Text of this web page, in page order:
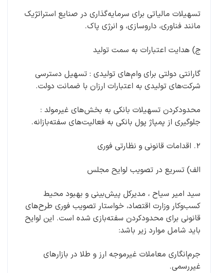
تسهیلات مالیاتی برای سرمایه‌گذاری در صنایع استراتژیک
مانند فناوری، داروسازی، و انرژی پاک.
ج) هدایت اعتبارات به سمت تولید
گارانتی دولتی برای وام‌های تولیدی : تسهیل دسترسی
شرکت‌های تولیدی به اعتبارات ارزان با ضمانت دولت.
محدودکردن تسهیلات بانکی به بخش‌های غیرمولد :
جلوگیری از پمپاژ پول بانکی به فعالیت‌های سفته‌بازانه.
۲. اقدامات قانونی و نظارتی فوری
الف) تسریع در تصویب لوایح مجلس
سید امیر سیاح ، مدیرکل پیش‌بینی و بهبود محیط
کسب‌وکار وزارت اقتصاد، خواستار تصویب فوری طرح‌های
قانونی برای محدودکردن سفته‌بازی شده است. این لوایح
باید شامل موارد زیر باشد:
جرم‌انگاری معاملات غیرموجه ارز و طلا در بازارهای
غیررسمی.